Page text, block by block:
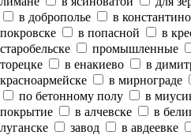
в доброполье
в
покровске
в попасной в
старобельске
промышленные
торецке
в енакиево в
красноармейске
в мирнограде
по бетонному полу
в
покрытие
в алчевске в
луганске
завод в авдеевке